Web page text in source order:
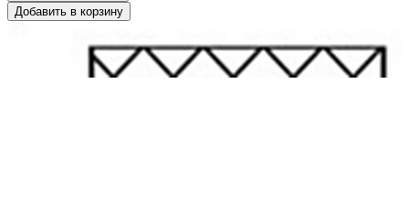
Добавить в корзину